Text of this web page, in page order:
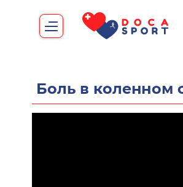
Боль в коленном